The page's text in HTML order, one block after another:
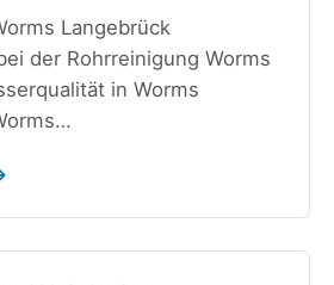
Langebrück
der Rohrreinigung Worms
in Worms